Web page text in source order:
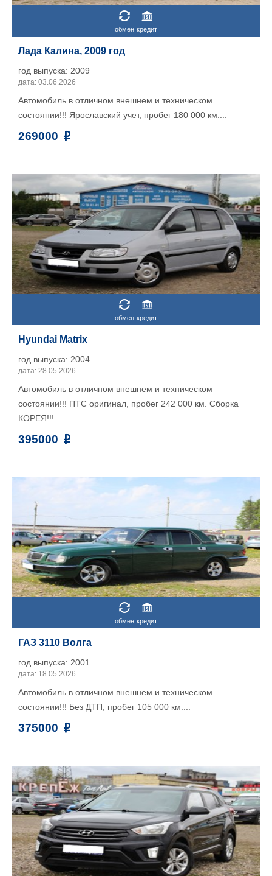
обмен кредит
Лада Калина, 2009 год
год выпуска: 2009
дата: 03.06.2026
Автомобиль в отличном внешнем и техническом
состоянии!!! Ярославский учет, пробег 180 000 км....
269000
обмен кредит
Hyundai Matrix
год выпуска: 2004
дата: 28.05.2026
Автомобиль в отличном внешнем и техническом
состоянии!!! ПТС оригинал, пробег 242 000 км. Сборка
КОРЕЯ!!!...
395000
обмен кредит
ГАЗ 3110 Волга
год выпуска: 2001
дата: 18.05.2026
Автомобиль в отличном внешнем и техническом
состоянии!!! Без ДТП, пробег 105 000 км....
375000